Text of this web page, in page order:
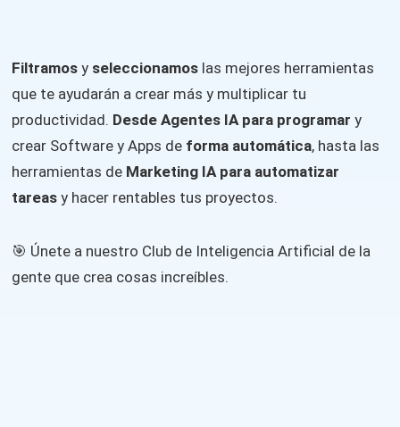
Filtramos y seleccionamos las mejores herramientas
que te ayudarán a crear más y multiplicar tu
productividad. Desde Agentes IA para programar y
crear Software y Apps de forma automática, hasta las
herramientas de Marketing IA para automatizar
tareas y hacer rentables tus proyectos.
🎯 Únete a nuestro Club de Inteligencia Artificial de la
gente que crea cosas increíbles.